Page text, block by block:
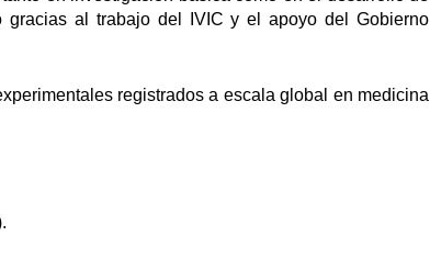
gracias al trabajo del IVIC y el apoyo del Gobierno
registrados a escala global en medicina